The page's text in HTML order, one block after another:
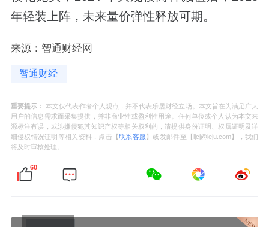
年轻装上阵，未来量价弹性释放可期。
来源：智通财经网
智通财经
重要提示： 本文仅代表作者个人观点，并不代表乐居财经立场。本文旨在为满足广大
用户的信息需求而采集提供，并非商业性或盈利性用途。任何单位或个人认为本文来
源标注有误，或涉嫌侵犯其知识产权等相关权利的，请提供身份证明、权属证明及详
细侵权情况证明等相关资料，点击【联系客服 】或发邮件至【ljcj@leju.com】，我们
将及时审核处理。
60